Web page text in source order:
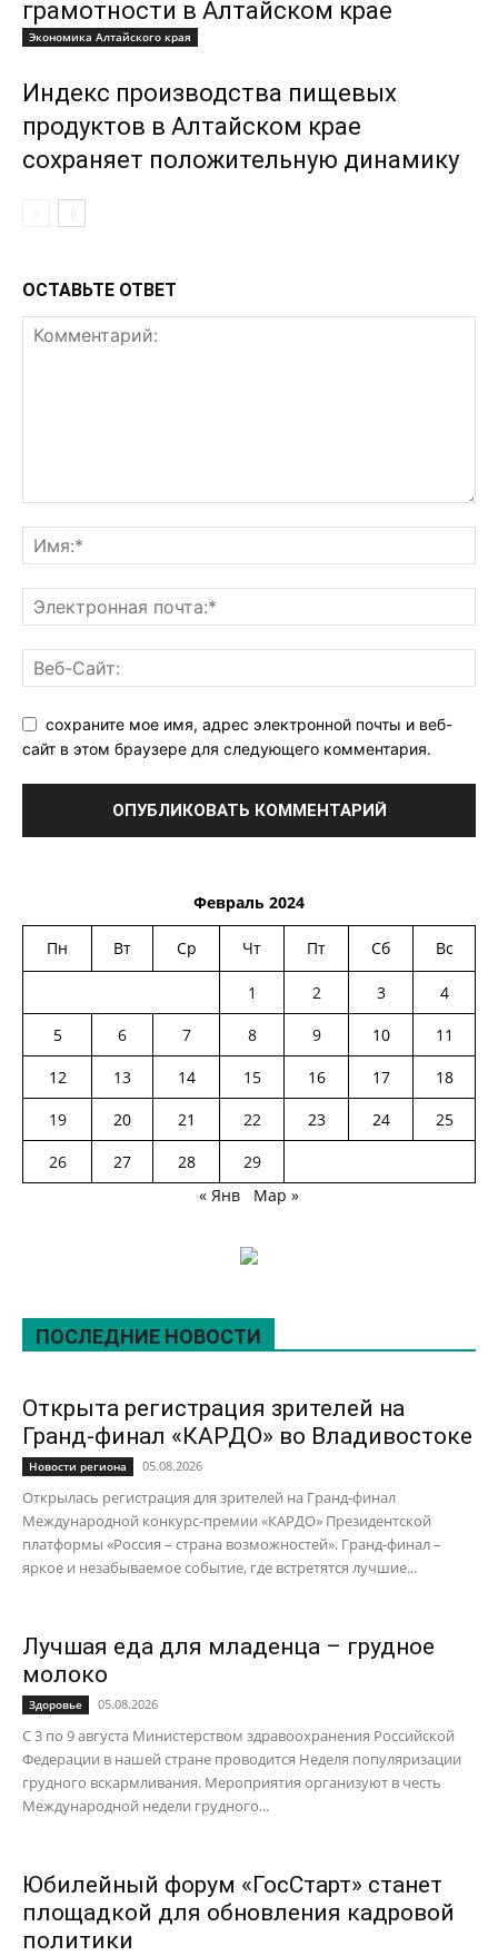
грамотности в Алтайском крае
Экономика Алтайского края
Индекс производства пищевых
продуктов в Алтайском крае
сохраняет положительную динамику
ОСТАВЬТЕ ОТВЕТ
сохраните мое имя, адрес электронной почты и веб-
сайт в этом браузере для следующего комментария.
Февраль 2024
Пн Вт Ср Чт Пт Сб Вс
1 2 3
4
5
6 7 8 9 10
11
12
13 14 15 16 17
18
19
20 21 22 23 24
25
26
27 28
29
« Янв
Мар »
ПОСЛЕДНИЕ НОВОСТИ
Открыта регистрация зрителей на
Гранд-финал «КАРДО» во Владивостоке
Новости региона 05.08.2026
Открылась регистрация для зрителей на Гранд-финал
Международной конкурс-премии «КАРДО» Президентской
платформы «Россия – страна возможностей». Гранд-финал –
яркое и незабываемое событие, где встретятся лучшие...
Лучшая еда для младенца – грудное
молоко
Здоровье 05.08.2026
С 3 по 9 августа Министерством здравоохранения Российской
Федерации в нашей стране проводится Неделя популяризации
грудного вскармливания. Мероприятия организуют в честь
Международной недели грудного...
Юбилейный форум «ГосСтарт» станет
площадкой для обновления кадровой
политики